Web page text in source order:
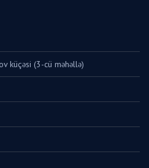
küçəsi (3-cü məhəllə)